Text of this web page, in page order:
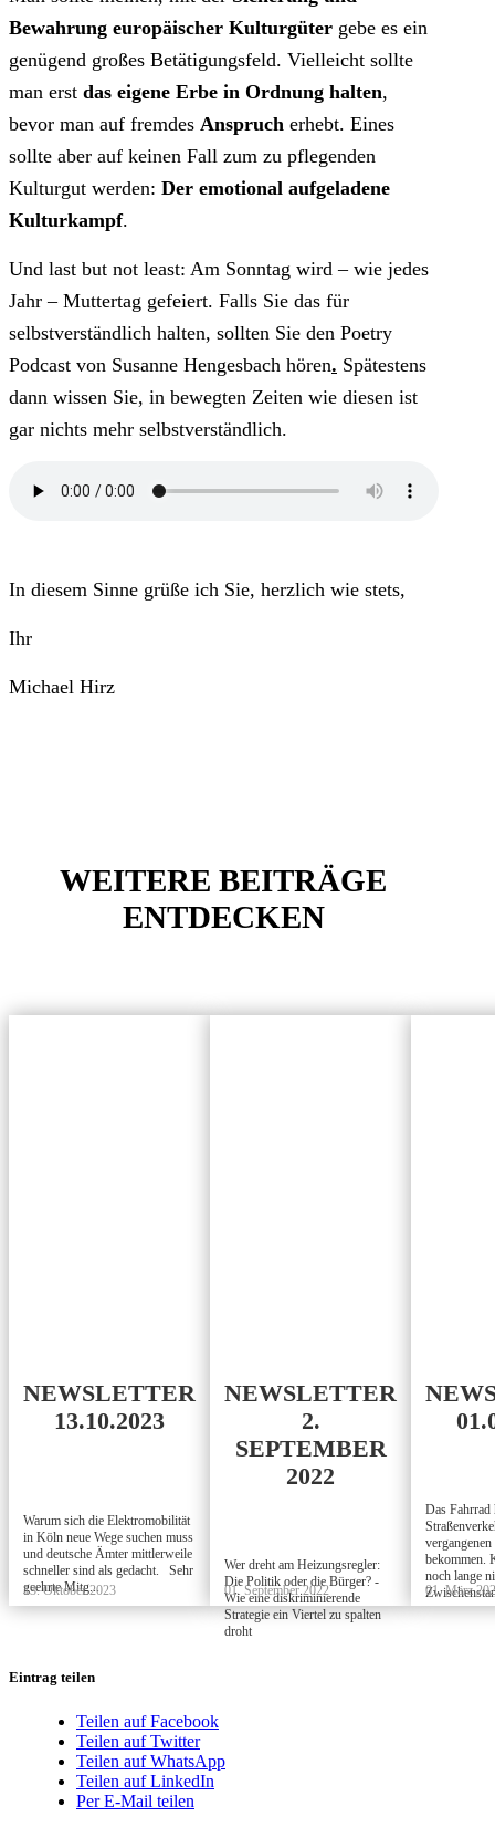
Bewahrung europäischer Kulturgüter gebe es ein
genügend großes Betätigungsfeld. Vielleicht sollte
man erst das eigene Erbe in Ordnung halten,
bevor man auf fremdes Anspruch erhebt. Eines
sollte aber auf keinen Fall zum zu pflegenden
Kulturgut werden: Der emotional aufgeladene
Kulturkampf.
Und last but not least: Am Sonntag wird – wie jedes
Jahr – Muttertag gefeiert. Falls Sie das für
selbstverständlich halten, sollten Sie den Poetry
Podcast von Susanne Hengesbach hören. Spätestens
dann wissen Sie, in bewegten Zeiten wie diesen ist
gar nichts mehr selbstverständlich.
In diesem Sinne grüße ich Sie, herzlich wie stets,
Ihr
Michael Hirz
WEITERE BEITRÄGE
ENTDECKEN
NEWSLETTER
13.10.2023
Warum sich die Elektromobilität
in Köln neue Wege suchen muss
und deutsche Ämter mittlerweile
schneller sind als gedacht. Sehr
geehrte Mitg...
13. Oktober 2023
NEWSLETTER
2.
SEPTEMBER
2022
Wer dreht am Heizungsregler:
Die Politik oder die Bürger? -
Wie eine diskriminierende
Strategie ein Viertel zu spalten
droht
01. September 2022
Das Fahrrad
bekommen.
noch lange
01. März
Eintrag teilen
Teilen auf Facebook
Teilen auf Twitter
Teilen auf WhatsApp
Teilen auf LinkedIn
Per E-Mail teilen